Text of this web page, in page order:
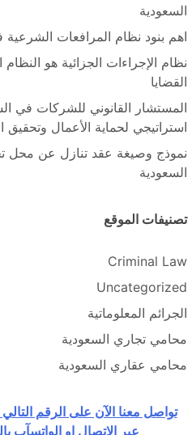
السعودية
اهم بنود نظام المرافعات الشرعية
نظام الإجراءات الجزائية هو
القضايا
المستشار القانوني للشركات في
استراتيجي لحماية الأعمال وتحقيق
نموذج وصيغة عقد تنازل عن محل
السعودية
تصنيفات الموقع
Criminal Law
Uncategorized
الجرائم المعلوماتية
محامي تجاري السعودية
محامي عقاري السعودية
عبر الاتصال او الواتسآب